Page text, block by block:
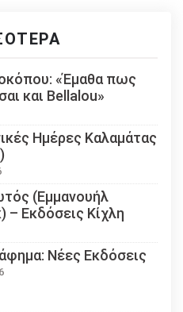
«Έμαθα πως
και Bellalou»
Ημέρες Καλαμάτας
(Εμμανουήλ
– Εκδόσεις Κίχλη
Νέες Εκδόσεις